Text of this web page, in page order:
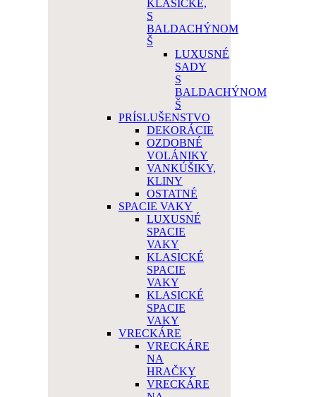
KLASICKÉ,
S
BALDACHÝNOM
Š
LUXUSNÉ
SADY
S
BALDACHÝNOM
Š
PRÍSLUŠENSTVO
DEKORÁCIE
OZDOBNÉ
VOLÁNIKY
VANKÚŠIKY,
KLINY
OSTATNÉ
SPACIE VAKY
LUXUSNÉ
SPACIE
VAKY
KLASICKÉ
SPACIE
VAKY
KLASICKÉ
SPACIE
VAKY
VRECKÁRE
VRECKÁRE
NA
HRAČKY
VRECKÁRE